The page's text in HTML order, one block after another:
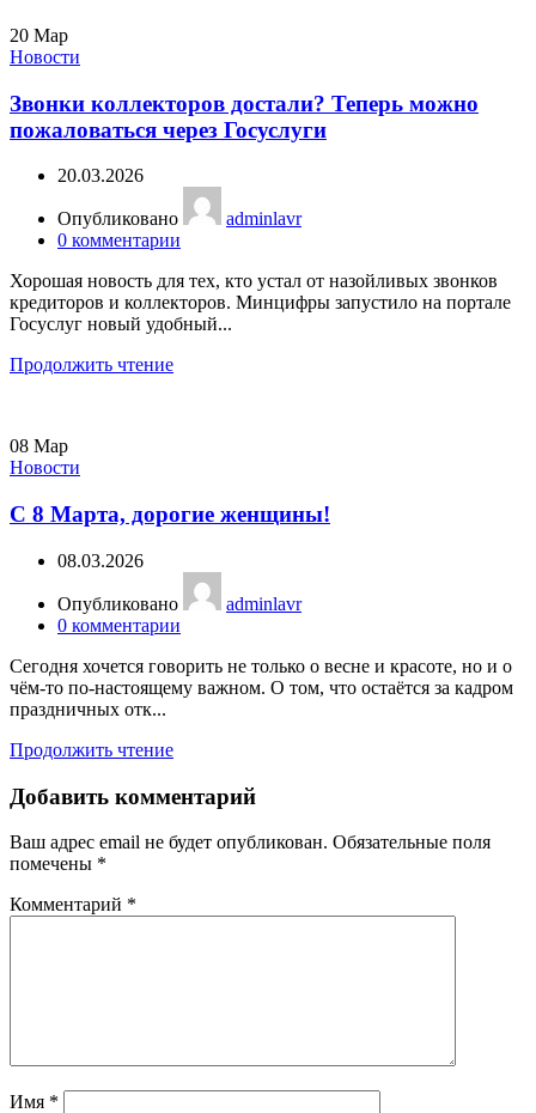
20 Мар
Новости
Звонки коллекторов достали? Теперь можно
пожаловаться через Госуслуги
20.03.2026
Опубликовано
adminlavr
0 комментарии
Хорошая новость для тех, кто устал от назойливых звонков
кредиторов и коллекторов. Минцифры запустило на портале
Госуслуг новый удобный...
Продолжить чтение
08 Мар
Новости
С 8 Марта, дорогие женщины!
08.03.2026
Опубликовано
adminlavr
0 комментарии
Сегодня хочется говорить не только о весне и красоте, но и о
чём-то по-настоящему важном. О том, что остаётся за кадром
праздничных отк...
Продолжить чтение
Добавить комментарий
Ваш адрес email не будет опубликован. Обязательные поля
помечены *
Комментарий *
Имя *